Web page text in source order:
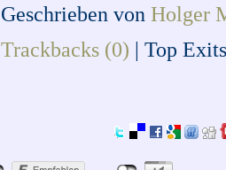
Geschrieben vonHolger
Trackbacks (0) | Top